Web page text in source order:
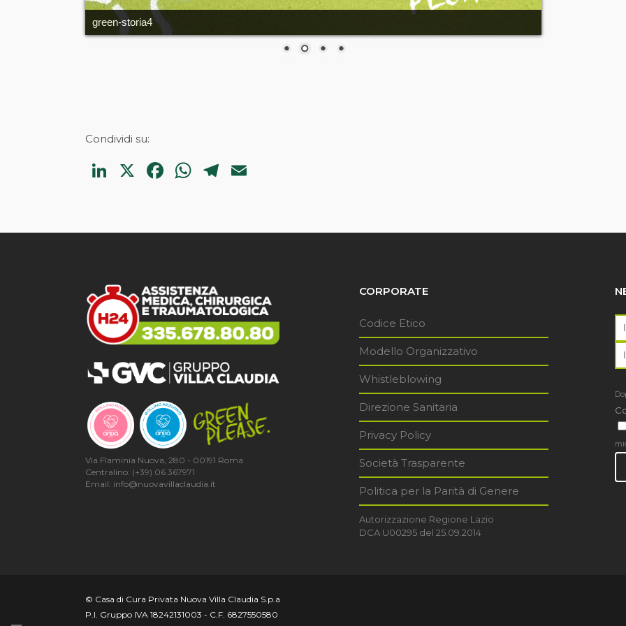
green-storia4
Condividi su:
LinkedIn
X Facebook
WhatsApp
Telegram
Via Flaminia Nuova, 280 - 00191 Roma
Centralino: (+39) 06 367971
Email: info@nuovavillaclaudia.it
CORPORATE
Codice Etico
Modello Organizzativo
Whistleblowing
Direzione Sanitaria
Privacy Policy
Società Trasparente
Politica per la Parità di Genere
Autorizzazione Regione Lazio
DCA U00295 del 25.09.2014
© Casa di Cura Privata Nuova Villa Claudia S.p.a
P.I. Gruppo IVA 18242131003 - C.F. 6827550580